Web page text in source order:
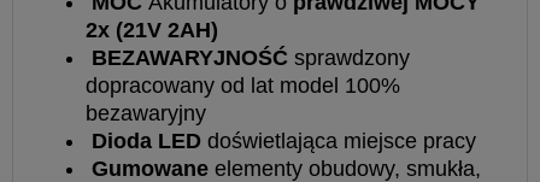
2x (21V 2AH)
BEZAWARYJNOŚĆ sprawdzony
dopracowany od lat model 100%
bezawaryjny
Dioda LED doświetlająca miejsce pracy
Gumowane elementy obudowy, smukła,